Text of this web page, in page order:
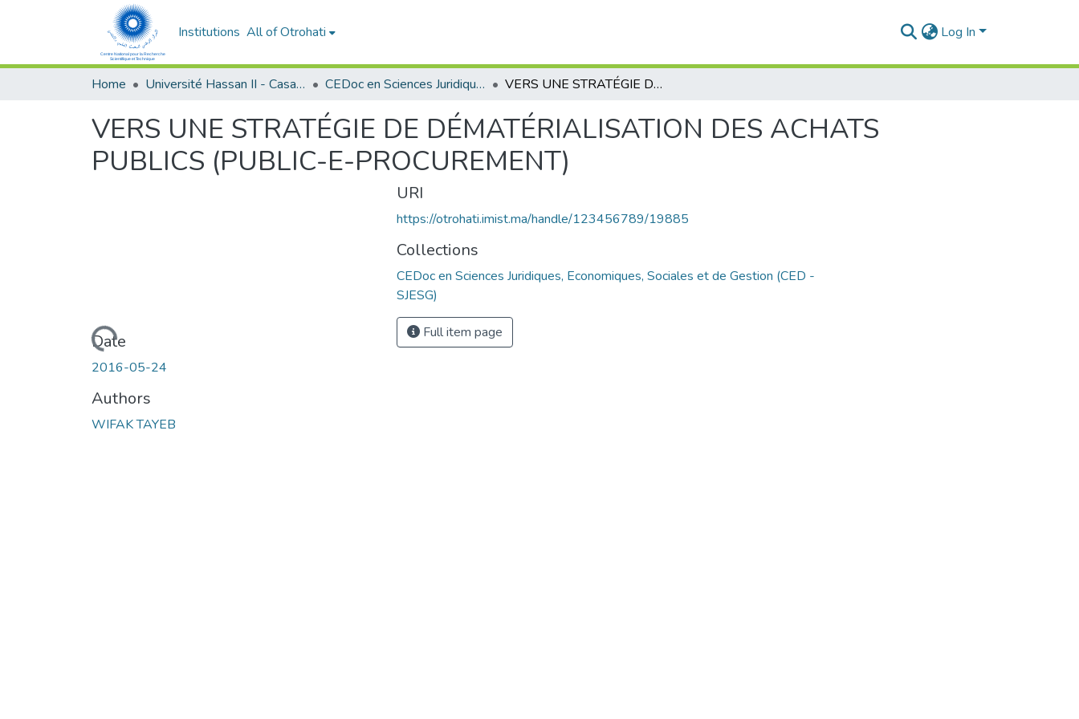
Institutions All of Otrohati Log In
Home Université Hassan II - Casablanca CEDoc en Sciences Juridiques, Economiques, Sociales et de Gestion (CED - SJESG) VERS UNE STRATÉGIE DE DÉMATÉRIALISATION DES ACHATS PUBLICS (PUBLIC-E-PROCUREMENT)
VERS UNE STRATÉGIE DE DÉMATÉRIALISATION DES ACHATS
PUBLICS (PUBLIC-E-PROCUREMENT)
Loading...
Date
2016-05-24
Authors
WIFAK TAYEB
URI
https://otrohati.imist.ma/handle/123456789/19885
Collections
CEDoc en Sciences Juridiques, Economiques, Sociales et de Gestion (CED -
SJESG)
Full item page